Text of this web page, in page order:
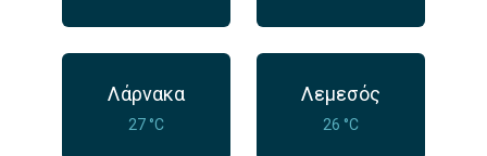
Λάρνακα
27 °C
Λεμεσός
26 °C